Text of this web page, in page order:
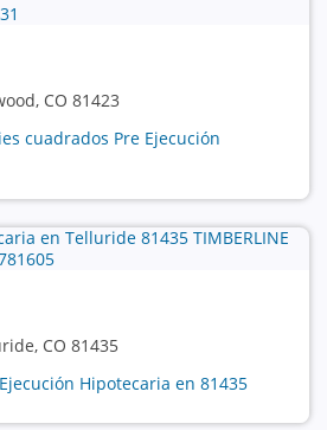
CO 81423
cuadrados Pre Ejecución
CO 81435
Hipotecaria en 81435